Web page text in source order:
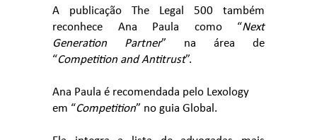
A publicação The Legal 500 também
reconhece Ana Paula como “Next
Generation Partner” na área de
“Competition and Antitrust”.
Ana Paula é recomendada pelo Lexology
em “Competition” no guia Global.